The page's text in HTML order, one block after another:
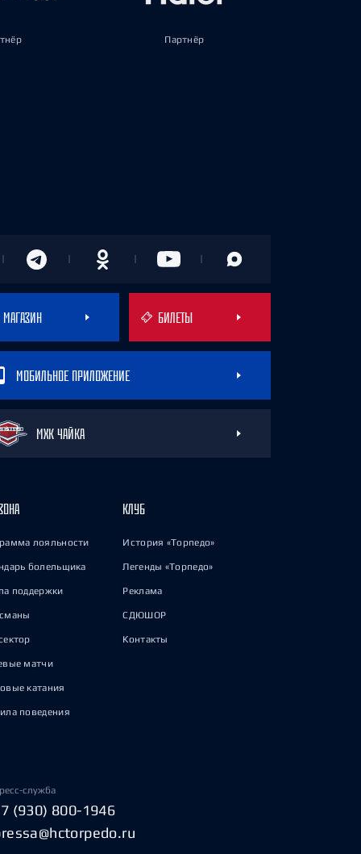
Партнёр
МАГАЗИН БИЛЕТЫ
МОБИЛЬНОЕ ПРИЛОЖЕНИЕ
МХК ЧАЙКА
лояльности
болельщика
поддержки
матчи
катания
поведения
КЛУБ
История «Торпедо»
Легенды «Торпедо»
Реклама
СДЮШОР
Контакты
служба
(930) 800-1946